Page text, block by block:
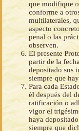
que modifique
conforme a
multilaterales,
aspecto
penal o las
observen.
El presente
partir de la
depositado sus
siempre que
Para cada
él después del
ratificación o
vigor el
haya
siempre que